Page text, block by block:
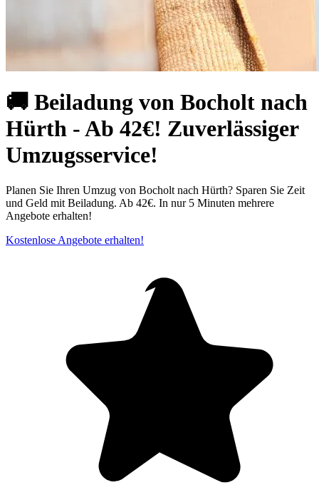
🚚 Beiladung von Bocholt nach
Hürth - Ab 42€! Zuverlässiger
Umzugsservice!
Planen Sie Ihren Umzug von Bocholt nach Hürth? Sparen Sie Zeit
und Geld mit Beiladung. Ab 42€. In nur 5 Minuten mehrere
Angebote erhalten!
Kostenlose Angebote erhalten!